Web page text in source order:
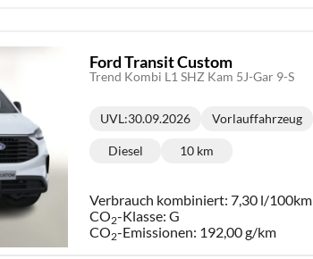
Ford Transit Custom
Trend Kombi L1 SHZ Kam 5J-Gar 9-S
Lieferzeit:
UVL:30.09.2026 Vorlauffahrzeug
Kraftstoff:
Diesel
Kilometerstand:
10 km
Verbrauch kombiniert:7,30 l/100km
CO2-Klasse: G
CO2-Emissionen: 192,00 g/km